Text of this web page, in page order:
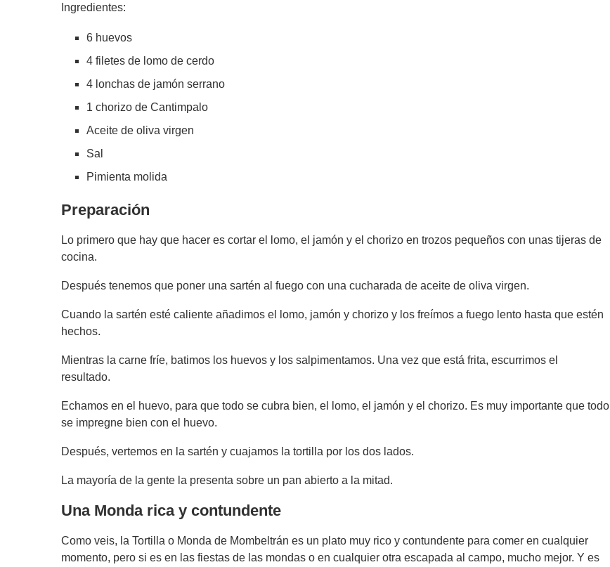
Ingredientes:
6 huevos
4 filetes de lomo de cerdo
4 lonchas de jamón serrano
1 chorizo de Cantimpalo
Aceite de oliva virgen
Sal
Pimienta molida
Preparación
Lo primero que hay que hacer es cortar el lomo, el jamón y el chorizo en trozos pequeños con unas tijeras de
cocina.
Después tenemos que poner una sartén al fuego con una cucharada de aceite de oliva virgen.
Cuando la sartén esté caliente añadimos el lomo, jamón y chorizo y los freímos a fuego lento hasta que estén
hechos.
Mientras la carne fríe, batimos los huevos y los salpimentamos. Una vez que está frita, escurrimos el
resultado.
Echamos en el huevo, para que todo se cubra bien, el lomo, el jamón y el chorizo. Es muy importante que todo
se impregne bien con el huevo.
Después, vertemos en la sartén y cuajamos la tortilla por los dos lados.
La mayoría de la gente la presenta sobre un pan abierto a la mitad.
Una Monda rica y contundente
Como veis, la Tortilla o Monda de Mombeltrán es un plato muy rico y contundente para comer en cualquier
momento, pero si es en las fiestas de las mondas o en cualquier otra escapada al campo, mucho mejor. Y es